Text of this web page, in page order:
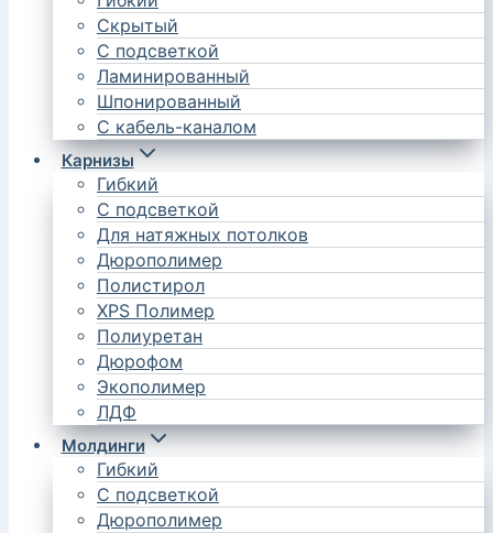
Скрытый
С подсветкой
Ламинированный
Шпонированный
С кабель-каналом
Карнизы
Гибкий
С подсветкой
Для натяжных потолков
Дюрополимер
Полистирол
XPS Полимер
Полиуретан
Дюрофом
Экополимер
ЛДФ
Молдинги
Гибкий
С подсветкой
Дюрополимер